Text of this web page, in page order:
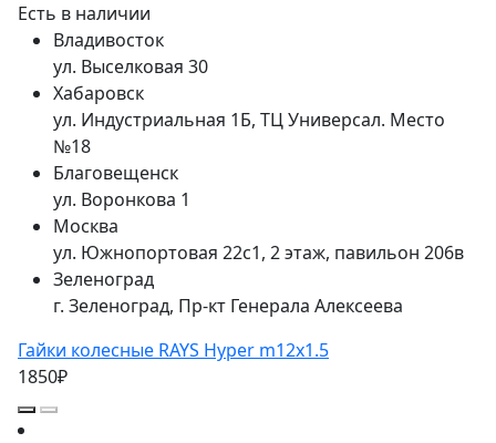
Есть в наличии
Владивосток
ул. Выселковая 30
Хабаровск
ул. Индустриальная 1Б, ТЦ Универсал. Место
№18
Благовещенск
ул. Воронкова 1
Москва
ул. Южнопортовая 22с1, 2 этаж, павильон 206в
Зеленоград
г. Зеленоград, Пр-кт Генерала Алексеева
Гайки колесные RAYS Hyper m12x1.5
1850₽